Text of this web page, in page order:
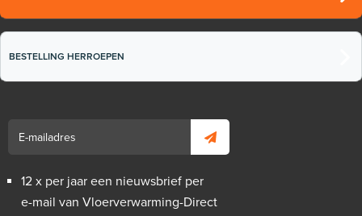
BESTELLING HERROEPEN
12 x per jaar een nieuwsbrief per
e-mail van Vloerverwarming-Direct